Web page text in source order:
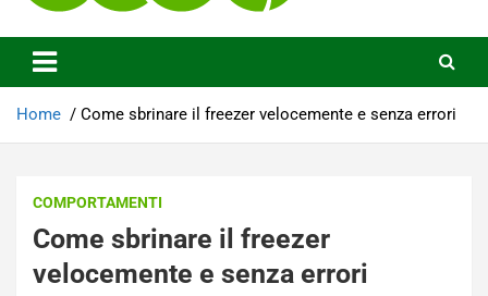
Ecoo.it
Home Come sbrinare il freezer velocemente e senza errori
COMPORTAMENTI
Come sbrinare il freezer
velocemente e senza errori